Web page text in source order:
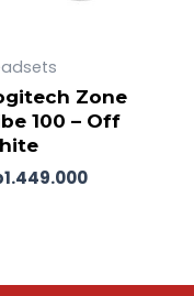
Zone
100 – Off
1.449.000